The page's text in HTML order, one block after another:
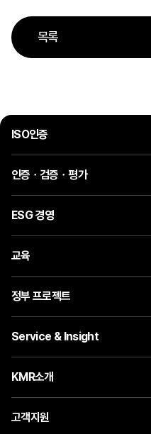
목록
ISO인증
인증ㆍ검증ㆍ평가
ESG 경영
교육
정부 프로젝트
Service & Insight
KMR소개
고객지원